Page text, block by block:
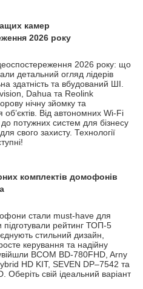
камер
2026 року
2026 року: що
детальний огляд лідерів
здатність та вбудований ШІ.
Dahua та Reolink
нічну зйомку та
об’єктів. Від автономних Wi-Fi
потужних систем для бізнесу
свого захисту. Технології
комплектів домофонів
стали must-have для
рейтинг ТОП-5
стильний дизайн,
керування та надійну
BCOM BD-780FHD, Arny
HD KIT, SEVEN DP–7542 та
свій ідеальний варіант